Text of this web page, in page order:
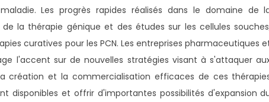
Les progrès rapides réalisés dans le domaine de
la thérapie génique et des études sur les cellules
curatives pour les PCN. Les entreprises pharmaceutiques
l'accent sur de nouvelles stratégies visant à s'attaquer
création et la commercialisation efficaces de ces
disponibles et offrir d'importantes possibilités d'expansion